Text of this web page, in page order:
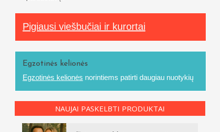
Pigiausi viešbučiai ir kurortai
Egzotinės kelionės
Egzotinės kelionės norintiems patirti daugiau nuotykių
NAUJAI PASKELBTI PRODUKTAI